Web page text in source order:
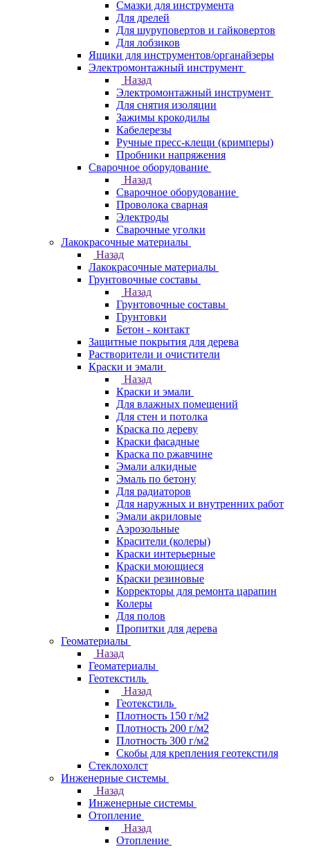
Смазки для инструмента
Для дрелей
Для шуруповертов и гайковертов
Для лобзиков
Ящики для инструментов/органайзеры
Электромонтажный инструмент
Назад
Электромонтажный инструмент
Для снятия изоляции
Зажимы крокодилы
Кабелерезы
Ручные пресс-клещи (кримперы)
Пробники напряжения
Сварочное оборудование
Назад
Сварочное оборудование
Проволока сварная
Электроды
Сварочные уголки
Лакокрасочные материалы
Назад
Лакокрасочные материалы
Грунтовочные составы
Назад
Грунтовочные составы
Грунтовки
Бетон - контакт
Защитные покрытия для дерева
Растворители и очистители
Краски и эмали
Назад
Краски и эмали
Для влажных помещений
Для стен и потолка
Краска по дереву
Краски фасадные
Краска по ржавчине
Эмали алкидные
Эмаль по бетону
Для радиаторов
Для наружных и внутренних работ
Эмали акриловые
Аэрозольные
Красители (колеры)
Краски интерьерные
Краски моющиеся
Краски резиновые
Корректоры для ремонта царапин
Колеры
Для полов
Пропитки для дерева
Геоматериалы
Назад
Геоматериалы
Геотекстиль
Назад
Геотекстиль
Плотность 150 г/м2
Плотность 200 г/м2
Плотность 300 г/м2
Скобы для крепления геотекстиля
Стеклохолст
Инженерные системы
Назад
Инженерные системы
Отопление
Назад
Отопление